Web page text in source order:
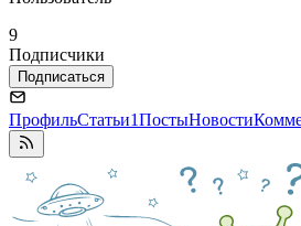
9
Подписчики
Подписаться
ПрофильСтатьи1ПостыНовости